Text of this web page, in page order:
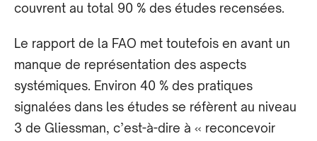
couvrent au total 90 % des études recensées.
Le rapport de la FAO met toutefois en avant un
manque de représentation des aspects
systémiques. Environ 40 % des pratiques
signalées dans les études se réfèrent au niveau
3 de Gliessman, c’est-à-dire à « reconcevoir